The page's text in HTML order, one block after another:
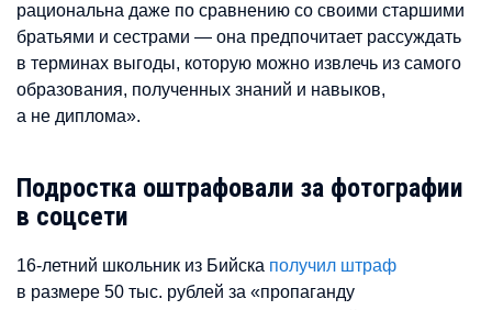
рациональна даже по сравнению со своими старшими
братьями и сестрами — она предпочитает рассуждать
в терминах выгоды, которую можно извлечь из самого
образования, полученных знаний и навыков,
а не диплома».
Подростка оштрафовали за фотографии
в соцсети
16-летний школьник из Бийска получил штраф
в размере 50 тыс. рублей за «пропаганду